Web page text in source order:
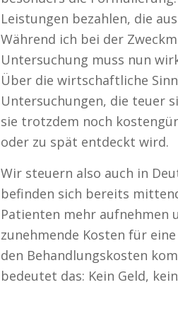
Leistungen bezahlen, die
Während ich bei der
Untersuchung muss nun
Über die wirtschaftliche
Untersuchungen, die teuer
sie trotzdem noch
oder zu spät entdeckt wird.
Wir steuern also auch in
befinden sich bereits
Patienten mehr aufnehmen
zunehmende Kosten für
den Behandlungskosten
bedeutet das: Kein Geld,